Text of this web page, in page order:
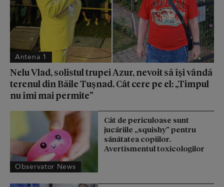
Antena 1
Nelu Vlad, solistul trupei Azur, nevoit să își vândă
terenul din Băile Tușnad. Cât cere pe el: „Timpul
nu îmi mai permite”
Observator News
Cât de periculoase sunt
jucăriile „squishy” pentru
sănătatea copiilor.
Avertismentul toxicologilor